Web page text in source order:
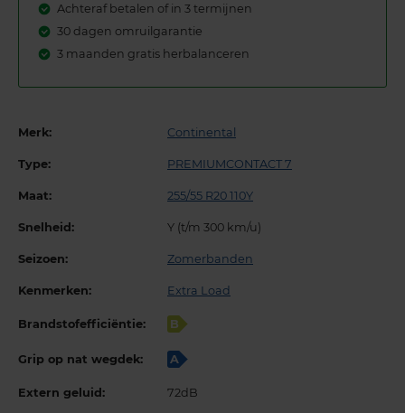
Achteraf betalen of in 3 termijnen
30 dagen omruilgarantie
3 maanden gratis herbalanceren
Merk: Continental
Type: PREMIUMCONTACT 7
Maat: 255/55 R20 110Y
Snelheid: Y (t/m 300 km/u)
Seizoen: Zomerbanden
Kenmerken: Extra Load
Brandstofefficiëntie: B
Grip op nat wegdek: A
Extern geluid: 72dB